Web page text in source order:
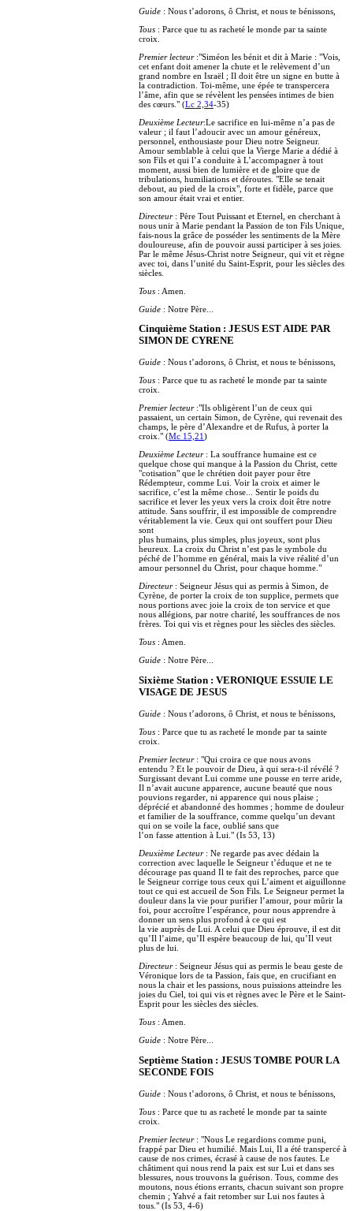
Guide : Nous t’adorons, ô Christ, et nous te bénissons,
Tous : Parce que tu as racheté le monde par ta sainte
croix.
Premier lecteur:"Siméon les bénit et dit à Marie : "Vois,
cet enfant doit amener la chute et le relèvement d’un
grand nombre en Israël ; Il doit être un signe en butte à
la contradiction. Toi-même, une épée te transpercera
l’âme, afin que se révèlent les pensées intimes de bien
des cœurs." (Lc 2,34-35)
Deuxième Lecteur:Le sacrifice en lui-même n’a pas de
valeur ; il faut l’adoucir avec un amour généreux,
personnel, enthousiaste pour Dieu notre Seigneur.
Amour semblable à celui que la Vierge Marie a dédié à
son Fils et qui l’a conduite à L’accompagner à tout
moment, aussi bien de lumière et de gloire que de
tribulations, humiliations et déroutes. "Elle se tenait
debout, au pied de la croix", forte et fidèle, parce que
son amour était vrai et entier.
Directeur: Père Tout Puissant et Eternel, en cherchant à
nous unir à Marie pendant la Passion de ton Fils Unique,
fais-nous la grâce de posséder les sentiments de la Mère
douloureuse, afin de pouvoir aussi participer à ses joies.
Par le même Jésus-Christ notre Seigneur, qui vit et règne
avec toi, dans l’unité du Saint-Esprit, pour les siècles des
siècles.
Tous : Amen.
Guide : Notre Père...
Cinquième Station : JESUS EST AIDE PAR
SIMON DE CYRENE
Guide : Nous t’adorons, ô Christ, et nous te bénissons,
Tous : Parce que tu as racheté le monde par ta sainte
croix.
Premier lecteur:"Ils obligèrent l’un de ceux qui
passaient, un certain Simon, de Cyrène, qui revenait des
champs, le père d’Alexandre et de Rufus, à porter la
croix." (Mc 15,21 )
Deuxième Lecteur: La souffrance humaine est ce
quelque chose qui manque à la Passion du Christ, cette
"cotisation" que le chrétien doit payer pour être
Rédempteur, comme Lui. Voir la croix et aimer le
sacrifice, c’est la même chose... Sentir le poids du
sacrifice et lever les yeux vers la croix doit être notre
attitude. Sans souffrir, il est impossible de comprendre
véritablement la vie. Ceux qui ont souffert pour Dieu
sont
plus humains, plus simples, plus joyeux, sont plus
heureux. La croix du Christ n’est pas le symbole du
péché de l’homme en général, mais la vive réalité d’un
amour personnel du Christ, pour chaque homme."
Directeur: Seigneur Jésus qui as permis à Simon, de
Cyrène, de porter la croix de ton supplice, permets que
nous portions avec joie la croix de ton service et que
nous allégions, par notre charité, les souffrances de nos
frères. Toi qui vis et règnes pour les siècles des siècles.
Tous : Amen.
Guide : Notre Père...
Sixième Station : VERONIQUE ESSUIE LE
VISAGE DE JESUS
Guide : Nous t’adorons, ô Christ, et nous te bénissons,
Tous : Parce que tu as racheté le monde par ta sainte
croix.
Premier lecteur: "Qui croira ce que nous avons
entendu ? Et le pouvoir de Dieu, à qui sera-t-il révélé ?
Surgissant devant Lui comme une pousse en terre aride,
Il n’avait aucune apparence, aucune beauté que nous
pouvions regarder, ni apparence qui nous plaise ;
déprécié et abandonné des hommes ; homme de douleur
et familier de la souffrance, comme quelqu’un devant
qui on se voile la face, oublié sans que
l’on fasse attention à Lui." (Is 53, 13)
Deuxième Lecteur: Ne regarde pas avec dédain la
correction avec laquelle le Seigneur t’éduque et ne te
décourage pas quand Il te fait des reproches, parce que
le Seigneur corrige tous ceux qui L’aiment et aiguillonne
tout ce qui est accueil de Son Fils. Le Seigneur permet la
douleur dans la vie pour purifier l’amour, pour mûrir la
foi, pour accroître l’espérance, pour nous apprendre à
donner un sens plus profond à ce qui est
la vie auprès de Lui. A celui que Dieu éprouve, il est dit
qu’Il l’aime, qu’Il espère beaucoup de lui, qu’Il veut
plus de lui.
Directeur: Seigneur Jésus qui as permis le beau geste de
Véronique lors de ta Passion, fais que, en crucifiant en
nous la chair et les passions, nous puissions atteindre les
joies du Ciel, toi qui vis et règnes avec le Père et le Saint-
Esprit pour les siècles des siècles.
Tous : Amen.
Guide : Notre Père...
Septième Station : JESUS TOMBE POUR LA
SECONDE FOIS
Guide : Nous t’adorons, ô Christ, et nous te bénissons,
Tous : Parce que tu as racheté le monde par ta sainte
croix.
Premier lecteur: "Nous Le regardions comme puni,
frappé par Dieu et humilié. Mais Lui, Il a été transpercé à
cause de nos crimes, écrasé à cause de nos fautes. Le
châtiment qui nous rend la paix est sur Lui et dans ses
blessures, nous trouvons la guérison. Tous, comme des
moutons, nous étions errants, chacun suivant son propre
chemin ; Yahvé a fait retomber sur Lui nos fautes à
tous." (Is 53, 4-6)